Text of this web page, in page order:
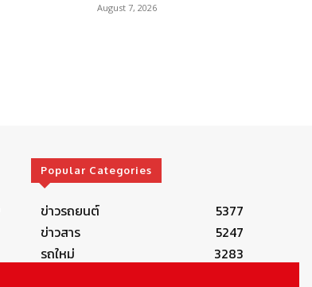
August 7, 2026
Popular Categories
ข่าวรถยนต์
5377
ข่าวสาร
5247
รถใหม่
3283